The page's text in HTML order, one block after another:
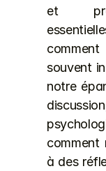
et
souvent
notre
comment
à des